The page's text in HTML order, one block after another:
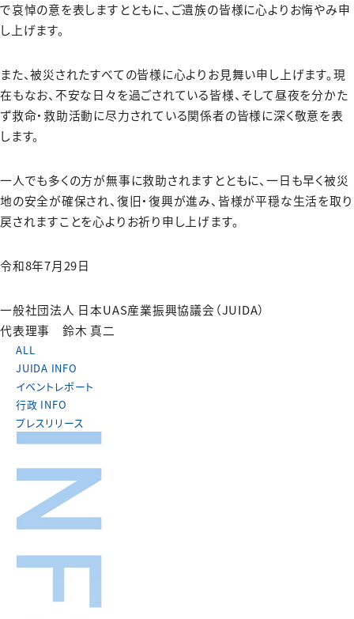
で哀悼の意を表しますとともに、ご遺族の皆様に心よりお悔やみ申
し上げます。
また、被災されたすべての皆様に心よりお見舞い申し上げます。現
在もなお、不安な日々を過ごされている皆様、そして昼夜を分かた
ず救命・救助活動に尽力されている関係者の皆様に深く敬意を表
します。
一人でも多くの方が無事に救助されますとともに、一日も早く被災
地の安全が確保され、復旧・復興が進み、皆様が平穏な生活を取り
戻されますことを心よりお祈り申し上げます。
令和8年7月29日
一般社団法人 日本UAS産業振興協議会（JUIDA）
代表理事 鈴木 真二
ALL
JUIDA INFO
イベントレポート
行政 INFO
プレスリリース